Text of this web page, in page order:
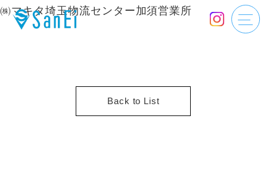
㈱マキタ埼玉物流センター加須営業所
Back to List